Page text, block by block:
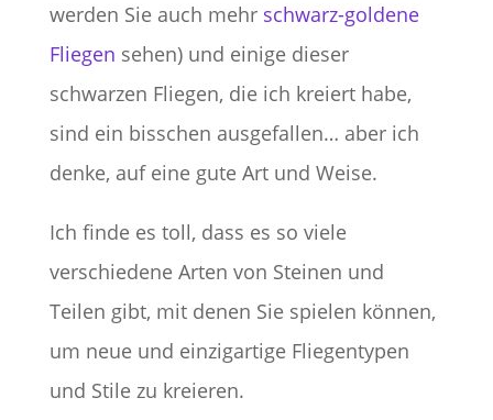
werden Sie auch mehr schwarz-goldene
Fliegen sehen) und einige dieser
schwarzen Fliegen, die ich kreiert habe,
sind ein bisschen ausgefallen… aber ich
denke, auf eine gute Art und Weise.
Ich finde es toll, dass es so viele
verschiedene Arten von Steinen und
Teilen gibt, mit denen Sie spielen können,
um neue und einzigartige Fliegentypen
und Stile zu kreieren.